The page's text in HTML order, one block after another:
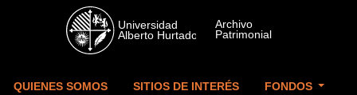
Skip to main content
QUIENES SOMOS SITIOS DE INTERÉS FONDOS